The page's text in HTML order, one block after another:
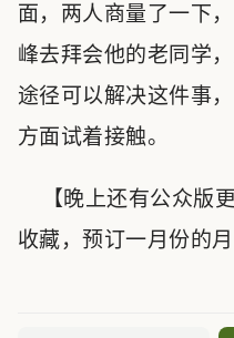
面，两人商量了一下
峰去拜会他的老同学
途径可以解决这件事
方面试着接触。
【晚上还有公众版
收藏，预订一月份的月